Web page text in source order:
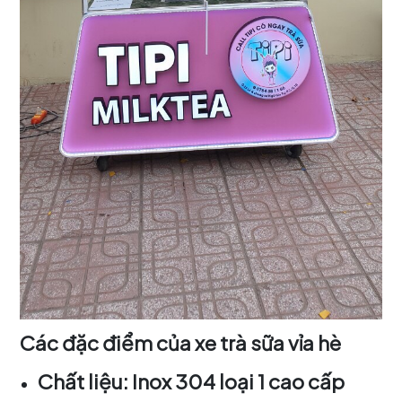
Các đặc điểm của xe trà sữa vỉa hè
Chất liệu: Inox 304 loại 1 cao cấp